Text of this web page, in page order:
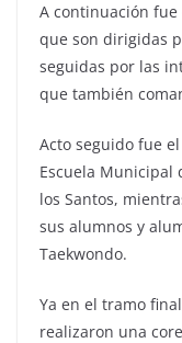
A continuación
que son dirigidas
seguidas por las
que también
Acto seguido fue
Escuela Municipal
los Santos,
sus alumnos y
Taekwondo.
Ya en el tramo
realizaron una